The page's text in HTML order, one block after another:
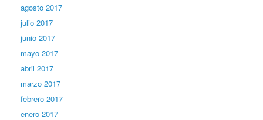
agosto 2017
julio 2017
junio 2017
mayo 2017
abril 2017
marzo 2017
febrero 2017
enero 2017